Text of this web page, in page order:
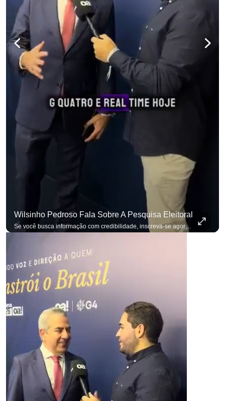
Wilsinho Pedroso Fala Sobre A Pesquisa Eleitoral
Se você busca informação com credibilidade, inscreva-se agora e ative o
para não perder nenhuma